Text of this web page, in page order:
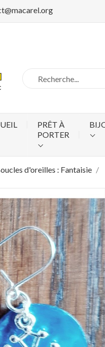
PRÊT À
PORTER
d'oreilles : Fantaisie